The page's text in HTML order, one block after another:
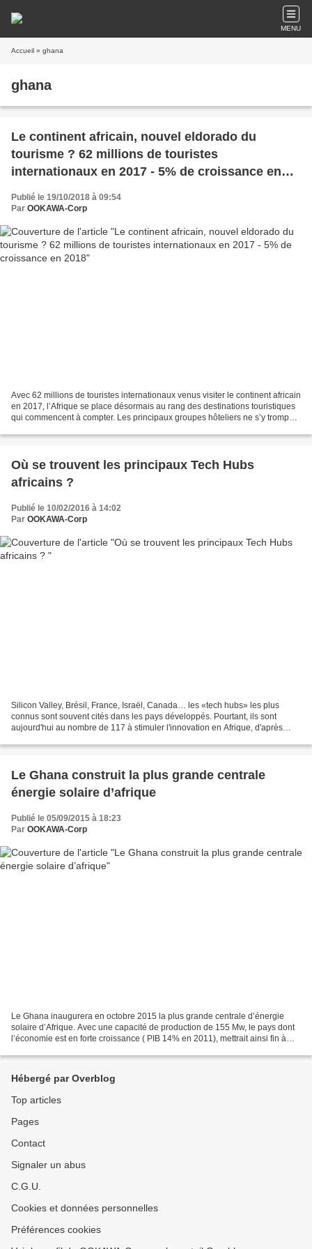
MENU
Accueil » ghana
ghana
Le continent africain, nouvel eldorado du
tourisme ? 62 millions de touristes
internationaux en 2017 - 5% de croissance en
2018
Publié le 19/10/2018 à 09:54
Par OOKAWA-Corp
Avec 62 millions de touristes internationaux venus visiter le continent africain
en 2017, l’Afrique se place désormais au rang des destinations touristiques
qui commencent à compter. Les principaux groupes hôteliers ne s’y trompent
Où se trouvent les principaux Tech Hubs
africains ?
Publié le 10/02/2016 à 14:02
Par OOKAWA-Corp
Silicon Valley, Brésil, France, Israël, Canada… les «tech hubs» les plus
connus sont souvent cités dans les pays développés. Pourtant, ils sont
aujourd'hui au nombre de 117 à stimuler l'innovation en Afrique, d'après
Le Ghana construit la plus grande centrale
énergie solaire d’afrique
Publié le 05/09/2015 à 18:23
Par OOKAWA-Corp
Le Ghana inaugurera en octobre 2015 la plus grande centrale d’énergie
solaire d’Afrique. Avec une capacité de production de 155 Mw, le pays dont
l’économie est en forte croissance ( PIB 14% en 2011), mettrait ainsi fin à
Hébergé par Overblog
Top articles
Pages
Contact
Signaler un abus
C.G.U.
Cookies et données personnelles
Préférences cookies